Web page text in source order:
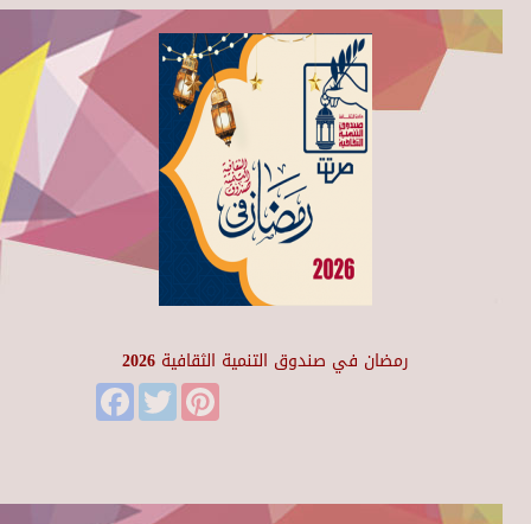
رمضان في صندوق التنمية الثقافية 2026
FacebookTwitter